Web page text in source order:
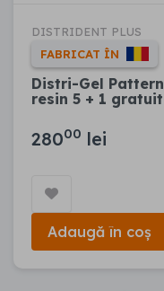
DISTRIDENT PLUS
FABRICAT ÎN
Distri-Gel Pattern
resin 5 + 1 gratuit
28000 lei
Adaugă în coș